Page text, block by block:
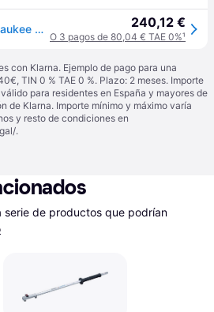
Cabezal Podadora Milwaukee M18FOPH-CSA 240,12 €
O 3 pagos de 80,04 € TAE 0%¹
con Klarna. Ejemplo de pago para una
TIN 0 % TAE 0 %. Plazo: 2 meses. Importe
para residentes en España y mayores de
de Klarna. Importe mínimo y máximo varía
y resto de condiciones en
.
serie de productos que podrían